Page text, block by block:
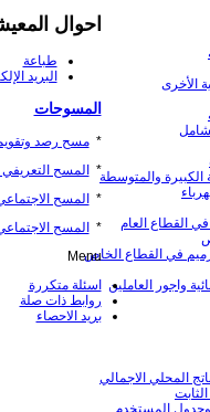
احوال
طباعة
البريد
المسوحات
*مسح رصد وتقويم
*
المسح التعريفي
*
المسح
*
المسح
الأخرى
الكبيرة والمتوسطة
في القطاع العام
في القطاع الخاص
واجور العاملين
المحلي الاجمالي
Menu
اسئلة متكررة
روابط ذات صلة
بريد الاحصاء